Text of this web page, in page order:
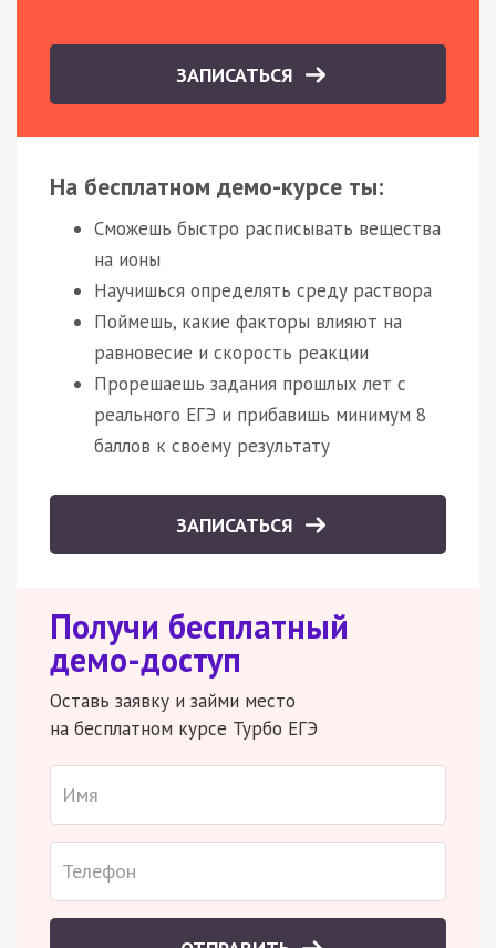
ЗАПИСАТЬСЯ
На бесплатном демо-курсе ты:
Сможешь быстро расписывать вещества
на ионы
Научишься определять среду раствора
Поймешь, какие факторы влияют на
равновесие и скорость реакции
Прорешаешь задания прошлых лет с
реального ЕГЭ и прибавишь минимум 8
баллов к своему результату
ЗАПИСАТЬСЯ
Получи бесплатный
демо-доступ
Оставь заявку и займи место
на бесплатном курсе Турбо ЕГЭ